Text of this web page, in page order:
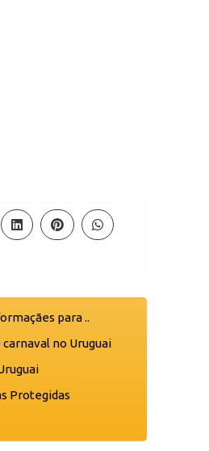
para ..
carnaval no Uruguai
Protegidas